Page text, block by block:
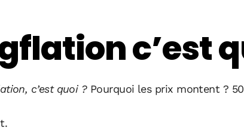
c’est
c’est quoi ?Pourquoi les prix montent ?